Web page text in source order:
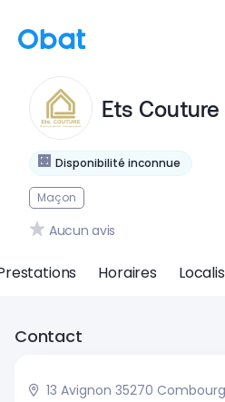
Disponibilité inconnue
Ets Couture
Maçon
Aucun avis
Horaires
Contact
13 Avignon 35270 Combourg